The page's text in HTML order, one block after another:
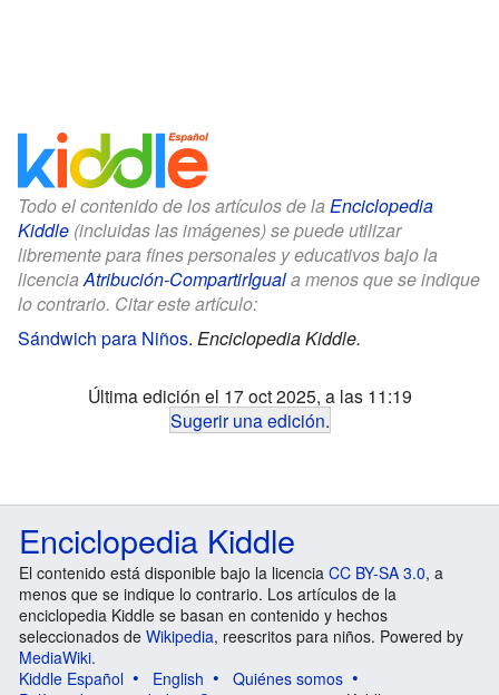
Todo el contenido de los artículos de la Enciclopedia
Kiddle (incluidas las imágenes) se puede utilizar
libremente para fines personales y educativos bajo la
licenciaAtribución-CompartirIguala menos que se indique
lo contrario. Citar este artículo:
Sándwich para Niños. Enciclopedia Kiddle.
Última edición el 17 oct 2025, a las 11:19
Sugerir una edición.
Enciclopedia Kiddle
El contenido está disponible bajo la licencia CC BY-SA 3.0, a
menos que se indique lo contrario. Los artículos de la
enciclopedia Kiddle se basan en contenido y hechos
seleccionados de Wikipedia, reescritos para niños. Powered by
MediaWiki.
Kiddle Español
English
Quiénes somos